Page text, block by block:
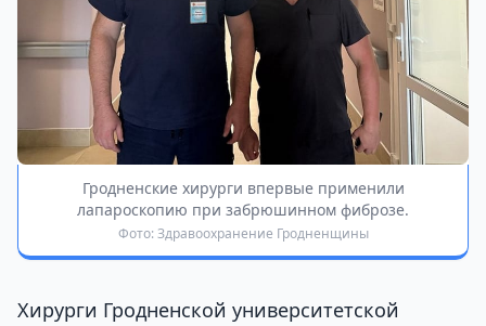
Гродненские хирурги впервые применили
лапароскопию при забрюшинном фиброзе.
Фото: Здравоохранение Гродненщины
Хирурги Гродненской университетской